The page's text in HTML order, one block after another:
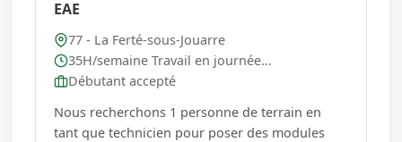
EAE
77 - La Ferté-sous-Jouarre
35H/semaine Travail en journée...
Débutant accepté
Nous recherchons 1 personne de terrain en
tant que technicien pour poser des modules